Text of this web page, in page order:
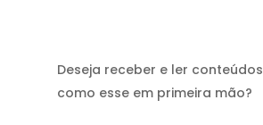
Deseja receber e ler
como esse em primeira mão?